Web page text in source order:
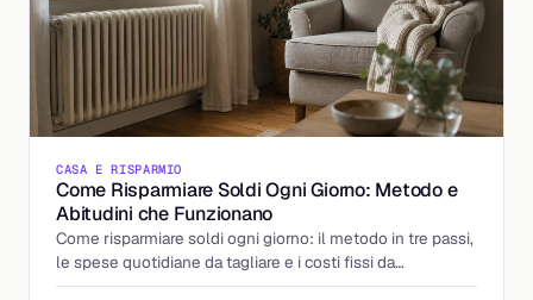
CASA E RISPARMIO
Come Risparmiare Soldi Ogni Giorno: Metodo e
Abitudini che Funzionano
Come risparmiare soldi ogni giorno: il metodo in tre passi,
le spese quotidiane da tagliare e i costi fissi da
rinegoziare, bollette in testa. Inizia oggi.